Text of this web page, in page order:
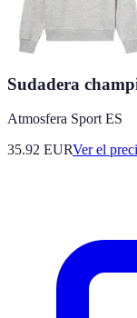
Sudadera
Atmosfera Sport ES
35.92 EURVer el